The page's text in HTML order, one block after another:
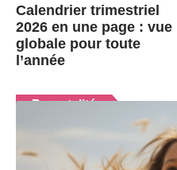
Calendrier trimestriel
2026 en une page : vue
globale pour toute
l’année
Parentalité